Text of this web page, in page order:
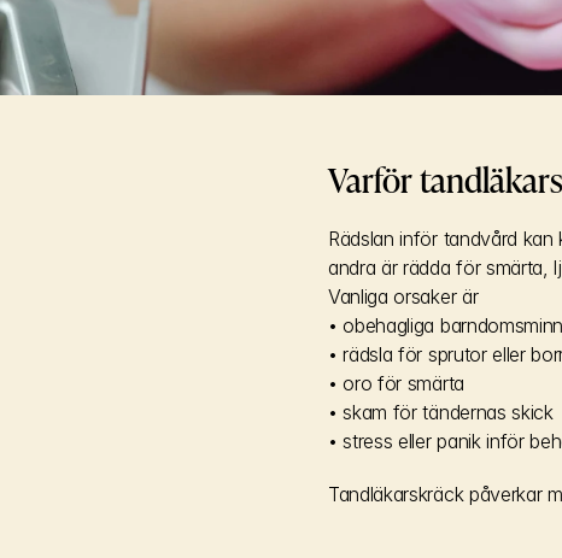
Varför
Rädslan inför tandvård
andra är rädda för smärta,
Vanliga orsaker är
• obehagliga
• rädsla för sprutor eller
• oro för smärta
• skam för tändernas skick
• stress eller panik inför
Tandläkarskräck påverkar